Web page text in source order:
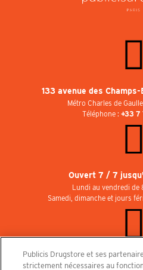
133 avenue des
Métro Charles de
Téléphone : +33 7
Ouvert 7 / 7
Lundi au vendredi de
Samedi, dimanche et jours
Rejoignez-nous au
Publicis Drugstore et ses
strictement nécessaires au